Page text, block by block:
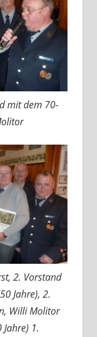
mit dem 70-
2. Vorstand
Jahre), 2.
Willi Molitor
Jahre) 1.